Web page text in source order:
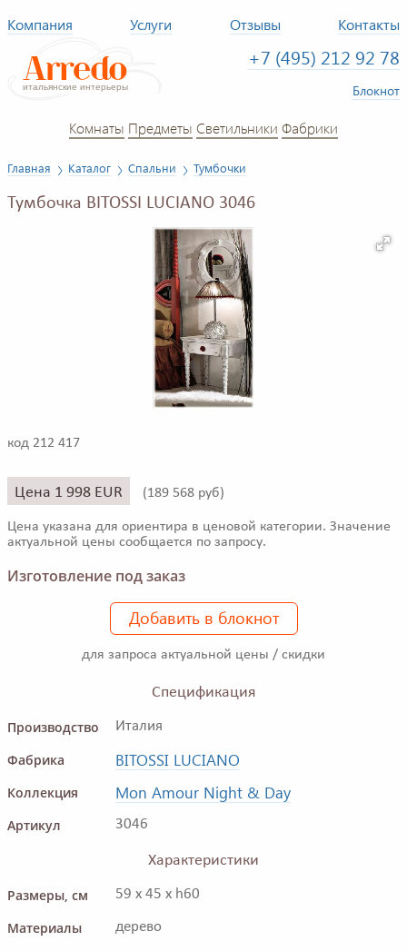
Компания Услуги Отзывы Контакты
+7 (495) 212 92 78
Блокнот
Комнаты Предметы Светильники Фабрики
Главная Каталог Спальни Тумбочки
Тумбочка BITOSSI LUCIANO 3046
код 212 417
Цена 1 998 EUR (189 568 руб)
Цена указана для ориентира в ценовой категории. Значение
актуальной цены сообщается по запросу.
Изготовление под заказ
Добавить в блокнот
для запроса актуальной цены / скидки
Спецификация
Производство
Италия
Фабрика BITOSSI LUCIANO
Коллекция Mon Amour Night & Day
Артикул 3046
Характеристики
Размеры, см
59 x 45 x h60
Материалы дерево